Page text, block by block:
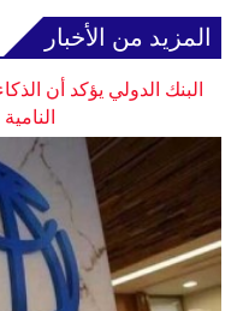
المزيد من الأخبار
البنك الدولي يؤكد أن